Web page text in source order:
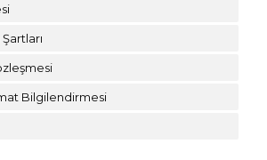
Bilgilendirmesi